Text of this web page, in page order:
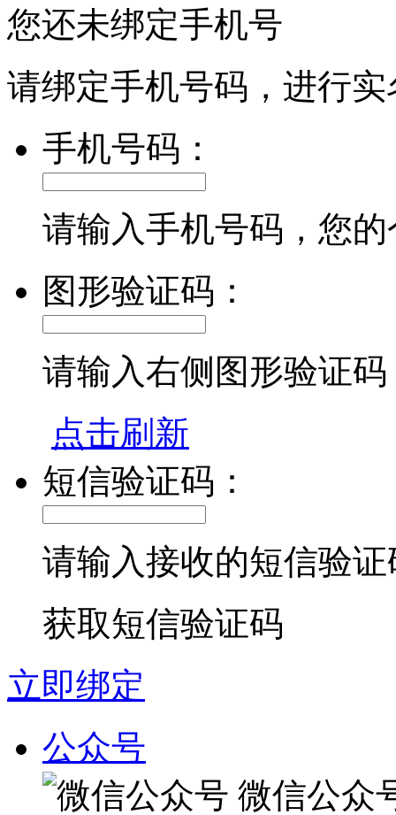
您还未绑定手机号
请绑定手机号码，进行
手机号码：
请输入手机号码，您
图形验证码：
请输入右侧图形验证码
点击刷新
短信验证码：
请输入接收的短信验证
获取短信验证码
立即绑定
公众号
微信公众